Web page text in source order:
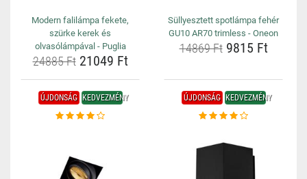
Modern falilámpa fekete,
szürke kerek és
olvasólámpával - Puglia
24885 Ft21049 Ft
Süllyesztett spotlámpa fehér
GU10 AR70 trimless - Oneon
14869 Ft9815 Ft
ÚJDONSÁG KEDVEZMÉNY ÚJDONSÁG KEDVEZMÉNY